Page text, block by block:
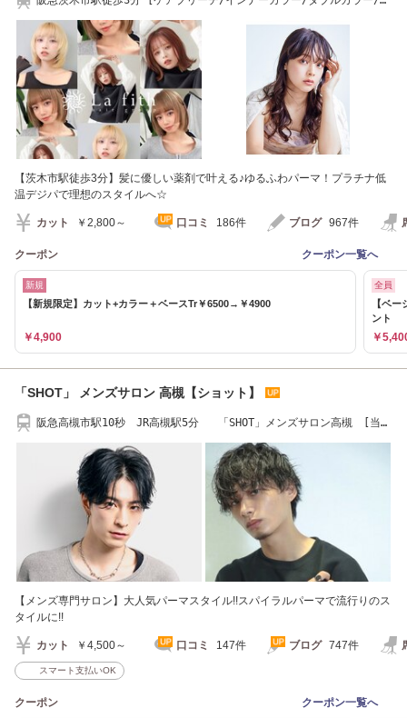
【茨木市駅徒歩3分】髪に優しい薬剤で叶える♪ゆるふわパーマ！プラチナ低
温デジパで理想のスタイルへ☆
カット ￥2,800～ 口コミ 186件 ブログ 967件
クーポン クーポン一覧へ
新規
【新規限定】カット+カラー＋ベースTr￥6500→￥4900
￥4,900
全員
【ベ
ント
￥
「SHOT」 メンズサロン 高槻【ショット】
阪急高槻市駅10秒 JR高槻駅5分 「SHOT」メンズサロン高槻 [当日
【メンズ専門サロン】大人気パーマスタイル!!スパイラルパーマで流行りのス
タイルに!!
カット ￥4,500～ 口コミ 147件 ブログ 747件
スマート支払いOK
クーポン クーポン一覧へ